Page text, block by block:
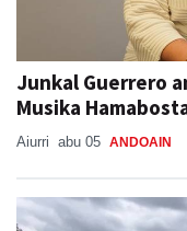
Junkal Guerrero
Musika
Aiurri abu 05 ANDOAIN